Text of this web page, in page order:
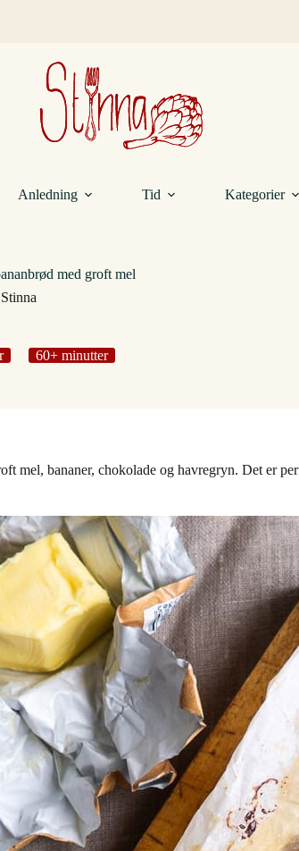
Anledning Tid Kategorier
med groft mel
Stinna
60+ minutter
mel, bananer, chokolade og havregryn. Det er